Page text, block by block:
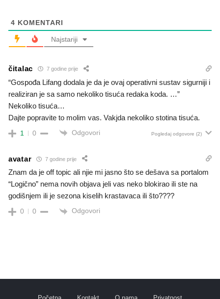
4 KOMENTARI
Najstariji
čitalac 7 godine prije
“Gospođa Lifang dodala je da je ovaj operativni sustav sigurniji i
realiziran je sa samo nekoliko tisuća redaka koda. …”
Nekoliko tisuća…
Dajte popravite to molim vas. Vakjda nekoliko stotina tisuća.
1 0 Odgovori Pogledaj odgovore (2)
avatar 7 godine prije
Znam da je off topic ali njie mi jasno što se dešava sa portalom
“Logično” nema novih objava jeli vas neko blokirao ili ste na
godišnjem ili je sezona kiselih krastavaca ili što????
0 0 Odgovori
Početna Kontakt O nama Privatnost